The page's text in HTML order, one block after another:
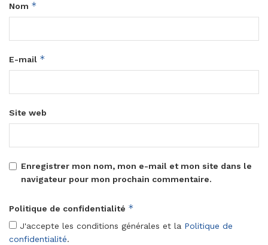
Nom *
E-mail *
Site web
Enregistrer mon nom, mon e-mail et mon site dans le
navigateur pour mon prochain commentaire.
Politique de confidentialité *
J'accepte les conditions générales et la Politique de
confidentialité.